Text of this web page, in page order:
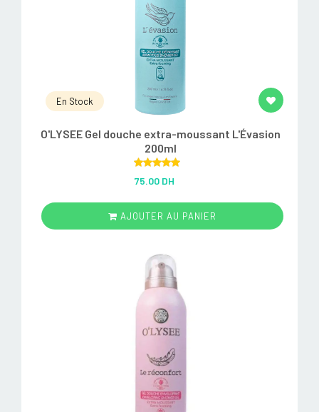
En Stock
O'LYSEE Gel douche extra-moussant L'Évasion
200ml
out of 5
75.00 DH
AJOUTER AU PANIER